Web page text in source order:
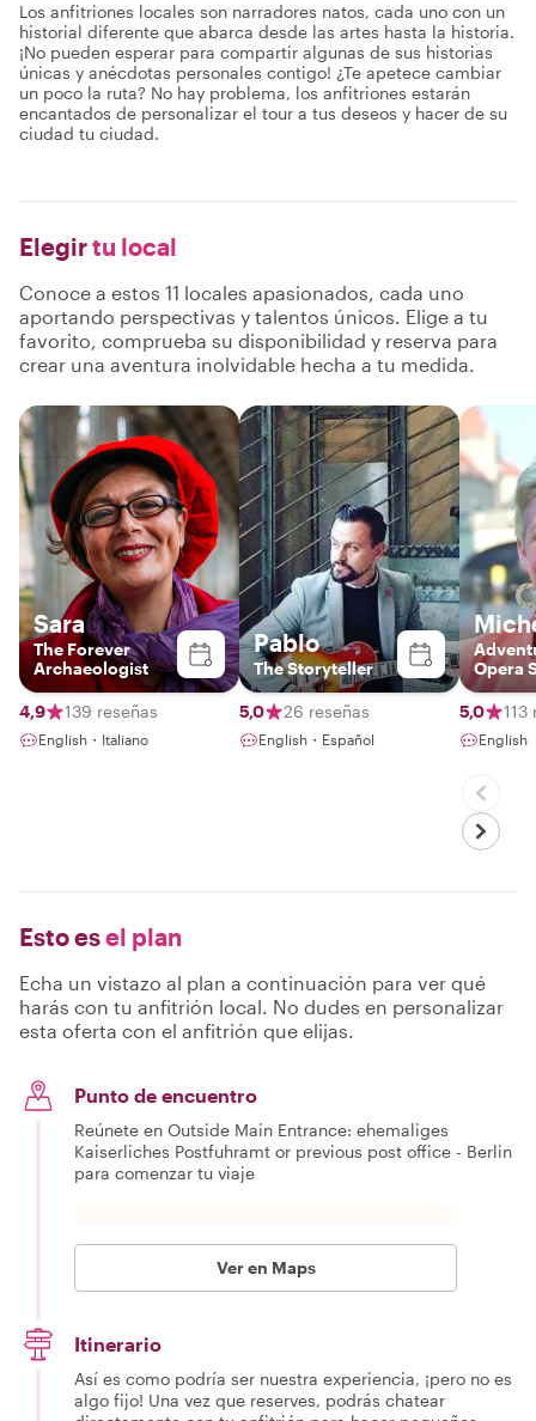
Los anfitriones locales son narradores natos, cada uno con un
historial diferente que abarca desde las artes hasta la historia.
¡No pueden esperar para compartir algunas de sus historias
únicas y anécdotas personales contigo! ¿Te apetece cambiar
un poco la ruta? No hay problema, los anfitriones estarán
encantados de personalizar el tour a tus deseos y hacer de su
ciudad tu ciudad.
Elegirtu local
Conoce a estos 11 locales apasionados, cada uno
aportando perspectivas y talentos únicos. Elige a tu
favorito, comprueba su disponibilidad y reserva para
crear una aventura inolvidable hecha a tu medida.
Sara
The Forever
Archaeologist
4,9 139 reseñas
English・Italiano
Pablo
The Storyteller
5,0 26 reseñas
English・Español
Opera
5,0 113
English
Esto esel plan
Echa un vistazo al plan a continuación para ver qué
harás con tu anfitrión local. No dudes en personalizar
esta oferta con el anfitrión que elijas.
Punto de encuentro
Reúnete en Outside Main Entrance: ehemaliges
Kaiserliches Postfuhramt or previous post office - Berlin
para comenzar tu viaje
Ver en Maps
Itinerario
Así es como podría ser nuestra experiencia, ¡pero no es
algo fijo! Una vez que reserves, podrás chatear